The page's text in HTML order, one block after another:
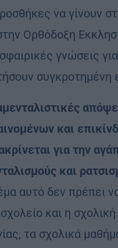
να γίνουν
Ορθόδοξη
γνώσεις
συγκροτημένη
και
για την
και
αυτό δεν πρέπει
και η
τα σχολικά